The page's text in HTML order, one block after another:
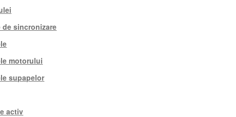
de sincronizare
motorului
supapelor
activ